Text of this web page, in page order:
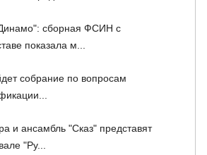
сборная ФСИН с
показала м...
собрание по вопросам
и ансамбль "Сказ" представят
"Ру...